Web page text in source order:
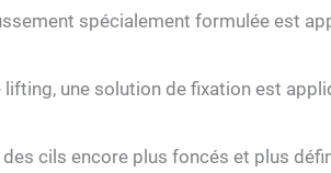
spécialement formulée est
une solution de fixation est
cils encore plus foncés et plus